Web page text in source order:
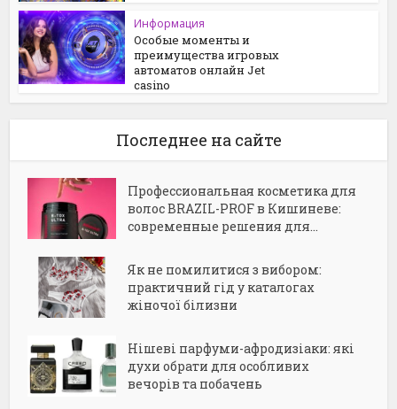
Информация
Особые моменты и
преимущества игровых
автоматов онлайн Jet
casino
Последнее на сайте
Профессиональная косметика для
волос BRAZIL-PROF в Кишиневе:
современные решения для...
Як не помилитися з вибором:
практичний гід у каталогах
жіночої білизни
Нішеві парфуми-афродизіаки: які
духи обрати для особливих
вечорів та побачень